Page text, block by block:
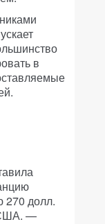
в
270 долл.
США. —